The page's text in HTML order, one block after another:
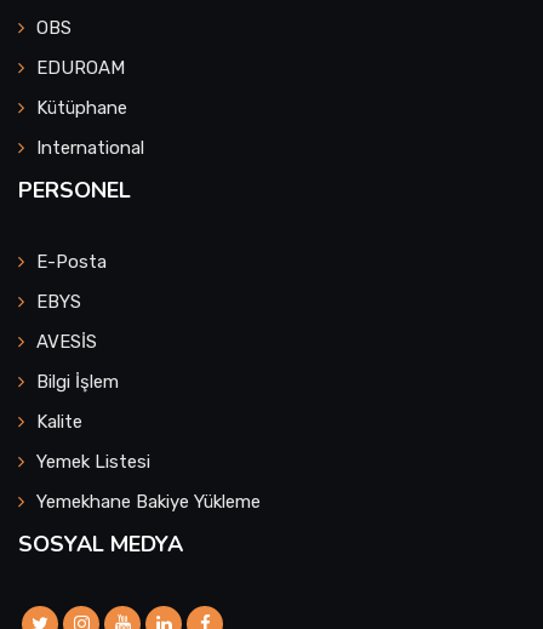
OBS
EDUROAM
Kütüphane
International
PERSONEL
E-Posta
EBYS
AVESİS
Bilgi İşlem
Kalite
Yemek Listesi
Yemekhane Bakiye Yükleme
SOSYAL MEDYA